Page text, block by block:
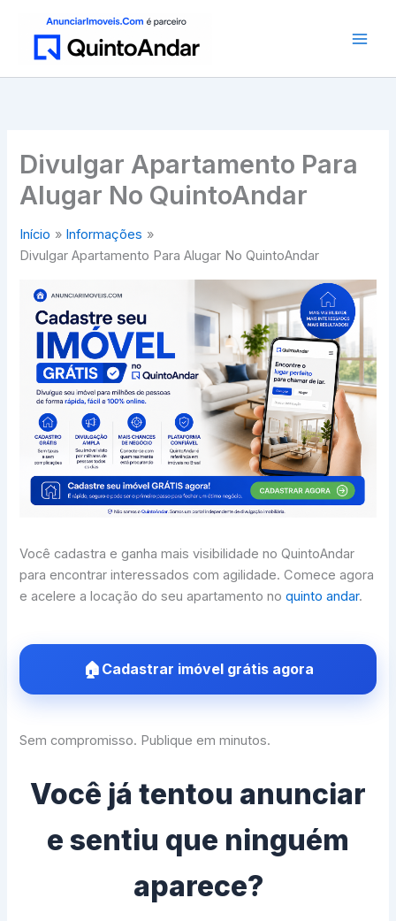
conteúdo
Divulgar Apartamento Para
Alugar No QuintoAndar
Início
Informações
Divulgar Apartamento Para Alugar No QuintoAndar
Você cadastra e ganha mais visibilidade no QuintoAndar
para encontrar interessados com agilidade. Comece agora
e acelere a locação do seu apartamento noquinto andar.
Cadastrar imóvel grátis agora
Sem compromisso. Publique em minutos.
Você já tentou anunciar
e sentiu que ninguém
aparece?